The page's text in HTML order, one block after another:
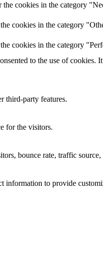
cookies in the category
cookies in the category
cookies in the category
to the use of cookies.
third-party features.
for the visitors.
bounce rate, traffic source,
information to provide